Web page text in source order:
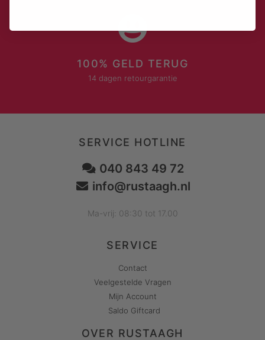
100% GELD TERUG
14 dagen retourgarantie
SERVICE HOTLINE
040 843 49 72
info@rustaagh.nl
Ma-vrij: 08:30 tot 17.00
SERVICE
Contact
Veelgestelde Vragen
Mijn Account
Saldo Giftcard
OVER RUSTAAGH